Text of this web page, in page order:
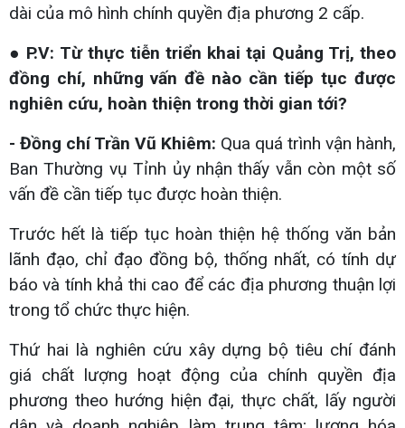
dài của mô hình chính quyền địa phương 2 cấp.
● P.V: Từ thực tiễn triển khai tại Quảng Trị, theo
đồng chí, những vấn đề nào cần tiếp tục được
nghiên cứu, hoàn thiện trong thời gian tới?
- Đồng chí Trần Vũ Khiêm: Qua quá trình vận hành,
Ban Thường vụ Tỉnh ủy nhận thấy vẫn còn một số
vấn đề cần tiếp tục được hoàn thiện.
Trước hết là tiếp tục hoàn thiện hệ thống văn bản
lãnh đạo, chỉ đạo đồng bộ, thống nhất, có tính dự
báo và tính khả thi cao để các địa phương thuận lợi
trong tổ chức thực hiện.
Thứ hai là nghiên cứu xây dựng bộ tiêu chí đánh
giá chất lượng hoạt động của chính quyền địa
phương theo hướng hiện đại, thực chất, lấy người